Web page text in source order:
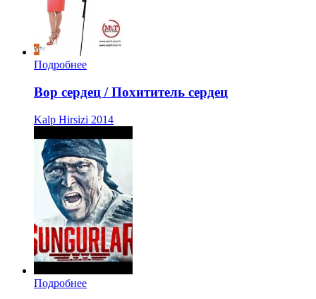
Подробнее
Вор сердец / Похититель сердец
Kalp Hirsizi 2014
Подробнее